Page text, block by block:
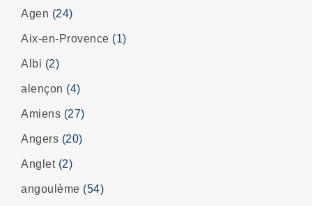
Agen (24)
Aix-en-Provence (1)
Albi (2)
alençon (4)
Amiens (27)
Angers (20)
Anglet (2)
angoulème (54)